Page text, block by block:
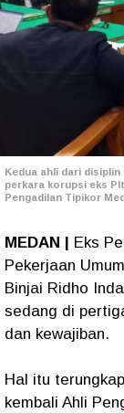
Kedua ahli dari
perkara korupsi eks
Pengadilan Tipikor
MEDAN | Eks
Pekerjaan
Binjai Ridho
sedang di
dan kewajiban.
Hal itu
kembali Ahli